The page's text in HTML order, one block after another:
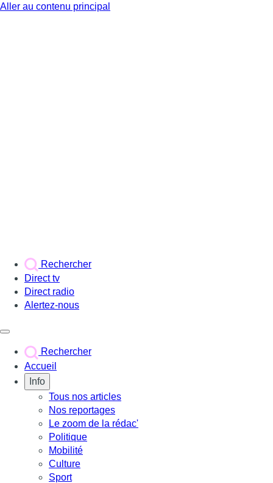
Aller au contenu principal
Rechercher
Direct tv
Direct radio
Alertez-nous
Rechercher
Accueil
Info
Tous nos articles
Nos reportages
Le zoom de la rédac'
Politique
Mobilité
Culture
Sport